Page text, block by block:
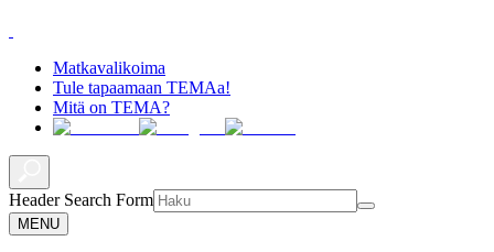
Matkavalikoima
Tule tapaamaan TEMAa!
Mitä on TEMA?
Header Search Form
MENU